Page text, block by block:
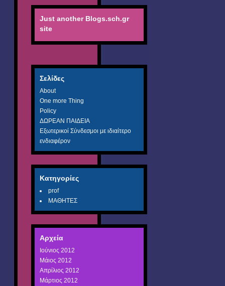
Just another Blogs.sch.gr
site
Σελίδες
About
One more Thing
Policy
ΔΩΡΕΑΝ ΠΑΙΔΕΙΑ
Εξωτερικοί Σύνδεσμοι με ιδιαίτερο
ενδιαφέρον
Κατηγορίες
prof
ΜΑΘΗΤΕΣ
Αρχεία
Ιούνιος 2012
Μάιος 2012
Απρίλιος 2012
Μάρτιος 2012